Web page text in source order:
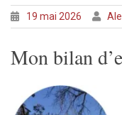
19 mai 2026
Mon bilan